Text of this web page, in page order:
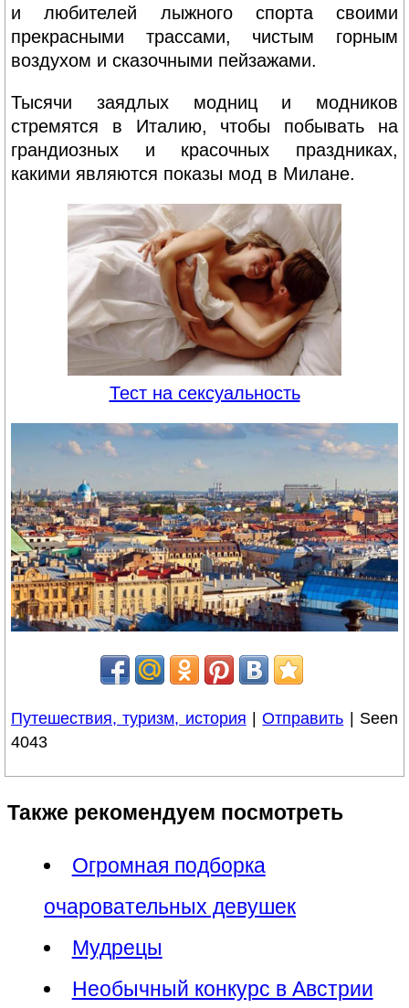
и любителей лыжного спорта своими
прекрасными трассами, чистым горным
воздухом и сказочными пейзажами.
Тысячи заядлых модниц и модников
стремятся в Италию, чтобы побывать на
грандиозных и красочных праздниках,
какими являются показы мод в Милане.
Тест на сексуальность
Путешествия, туризм, история |Отправить | Seen
4043
Также рекомендуем посмотреть
Огромная подборка
очаровательных девушек
Мудрецы
Необычный конкурс в Австрии